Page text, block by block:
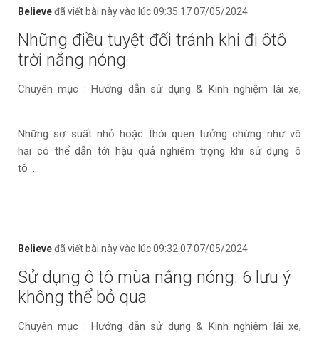
Believeđã viết bài này vào lúc 09:35:17 07/05/2024
Những điều tuyệt đối tránh khi đi ôtô
trời nắng nóng
Chuyên mục : Hướng dẫn sử dụng & Kinh nghiệm lái xe,
Những sơ suất nhỏ hoặc thói quen tưởng chừng như vô
hại có thể dẫn tới hậu quả nghiêm trọng khi sử dụng ô
tô ...
Believeđã viết bài này vào lúc 09:32:07 07/05/2024
Sử dụng ô tô mùa nắng nóng: 6 lưu ý
không thể bỏ qua
Chuyên mục : Hướng dẫn sử dụng & Kinh nghiệm lái xe,